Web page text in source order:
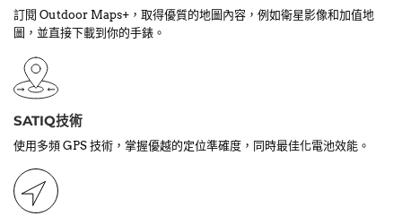
訂閱 Outdoor Maps+，取得優質的地圖內容，例如衛星影像和加值地
圖，並直接下載到你的手錶。
SATIQ技術
使用多頻 GPS 技術，掌握優越的定位準確度，同時最佳化電池效能。